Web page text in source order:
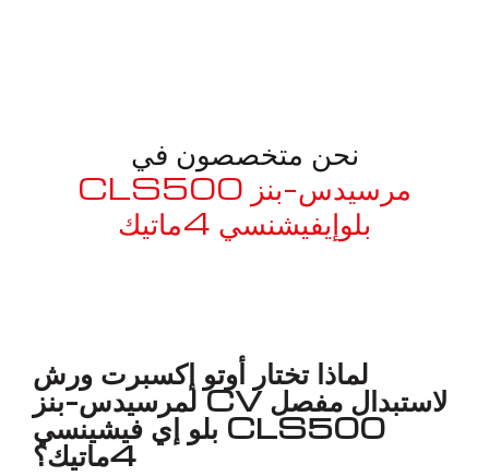
نحن متخصصون في
مرسيدس-بنز CLS500
بلوإيفيشنسي 4ماتيك
لماذا تختار أوتو إكسبرت ورش
لاستبدال مفصل CV لمرسيدس-بنز
CLS500 بلو إي فيشينسي
4ماتيك؟